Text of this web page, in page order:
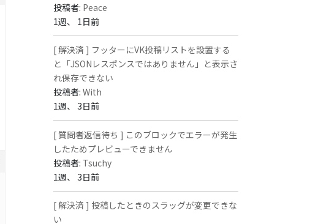
投稿者: Peace
1週、 1日前
[ 解決済 ] フッターにVK投稿リストを設置する
と「JSONレスポンスではありません」と表示さ
れ保存できない
投稿者:With
1週、 3日前
[ 質問者返信待ち ] このブロックでエラーが発生
したためプレビューできません
投稿者: Tsuchy
1週、 3日前
[ 解決済 ] 投稿したときのスラッグが変更できな
い